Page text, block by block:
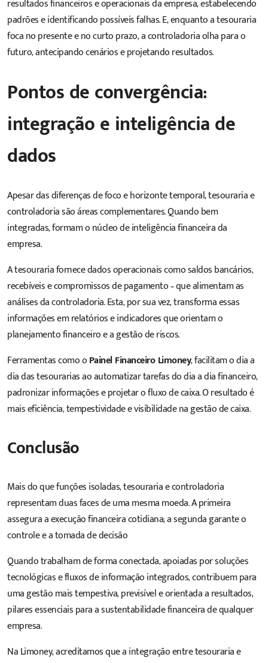
resultados financeiros e operacionais da empresa, estabelecendo
padrões e identificando possíveis falhas. E, enquanto a tesouraria
foca no presente e no curto prazo, a controladoria olha para o
futuro, antecipando cenários e projetando resultados.
Pontos de convergência:
integração e inteligência de
dados
Apesar das diferenças de foco e horizonte temporal, tesouraria e
controladoria são áreas complementares. Quando bem
integradas, formam o núcleo de inteligência financeira da
empresa.
A tesouraria fornece dados operacionais como saldos bancários,
recebíveis e compromissos de pagamento – que alimentam as
análises da controladoria. Esta, por sua vez, transforma essas
informações em relatórios e indicadores que orientam o
planejamento financeiro e a gestão de riscos.
Ferramentas como oPainel Financeiro Limoney, facilitam o dia a
dia das tesourarias ao automatizar tarefas do dia a dia financeiro,
padronizar informações e projetar o fluxo de caixa. O resultado é
mais eficiência, tempestividade e visibilidade na gestão de caixa.
Conclusão
Mais do que funções isoladas, tesouraria e controladoria
representam duas faces de uma mesma moeda. A primeira
assegura a execução financeira cotidiana; a segunda garante o
controle e a tomada de decisão
Quando trabalham de forma conectada, apoiadas por soluções
tecnológicas e fluxos de informação integrados, contribuem para
uma gestão mais tempestiva, previsível e orientada a resultados,
pilares essenciais para a sustentabilidade financeira de qualquer
empresa.
Na Limoney, acreditamos que a integração entre tesouraria e